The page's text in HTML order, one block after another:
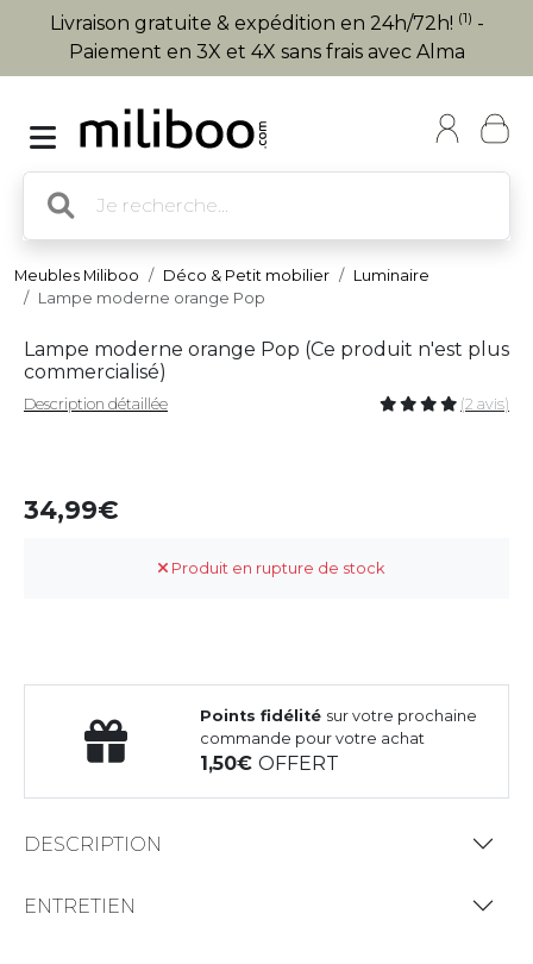
Livraison gratuite & expédition en 24h/72h! (1) -
Paiement en 3X et 4X sans frais avec Alma
Meubles Miliboo Déco & Petit mobilier
Luminaire
Lampe moderne orange Pop
Lampe moderne orange Pop (Ce produit n'est plus
commercialisé)
Description détaillée (2 avis)
34,99
Produit en rupture de stock
Points fidélité sur votre prochaine
commande pour votre achat
1,50OFFERT
DESCRIPTION
ENTRETIEN